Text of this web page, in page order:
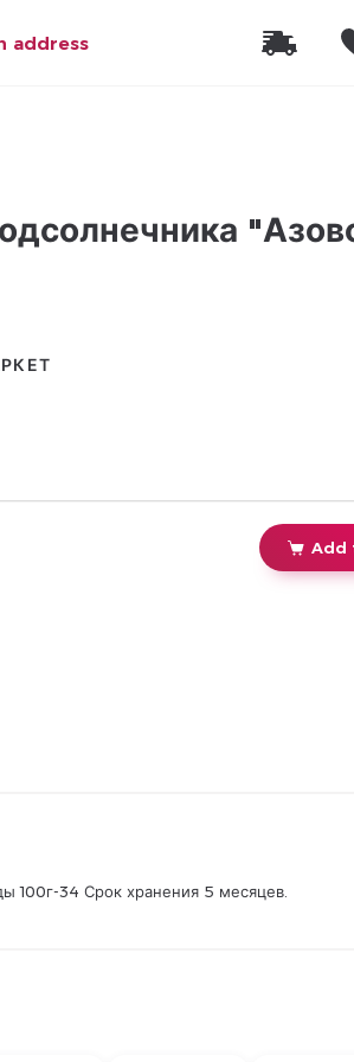
address
Add
100г-34 Срок хранения 5 месяцев.